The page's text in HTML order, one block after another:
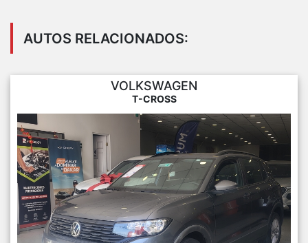
AUTOS RELACIONADOS:
VOLKSWAGEN
T-CROSS